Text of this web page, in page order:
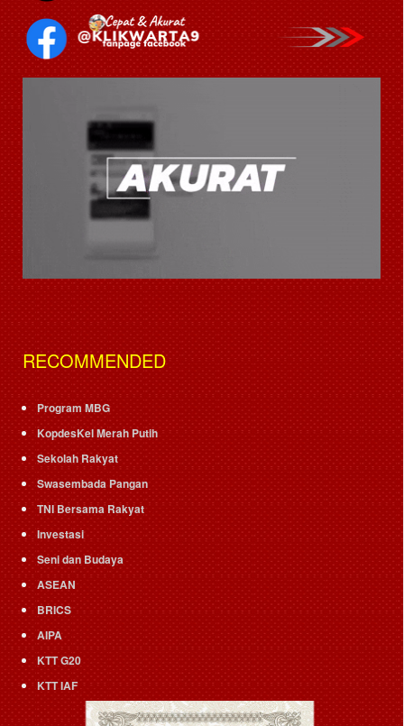
RECOMMENDED
Program MBG
KopdesKel Merah Putih
Sekolah Rakyat
Swasembada Pangan
TNI Bersama Rakyat
Investasi
Seni dan Budaya
ASEAN
BRICS
AIPA
KTT G20
KTT IAF